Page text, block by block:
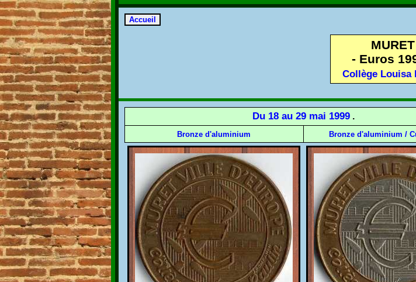
MURET
- Euros
Collège Louisa
Du 18 au 29 mai 1999.
Bronze d'aluminium Bronze d'aluminium /